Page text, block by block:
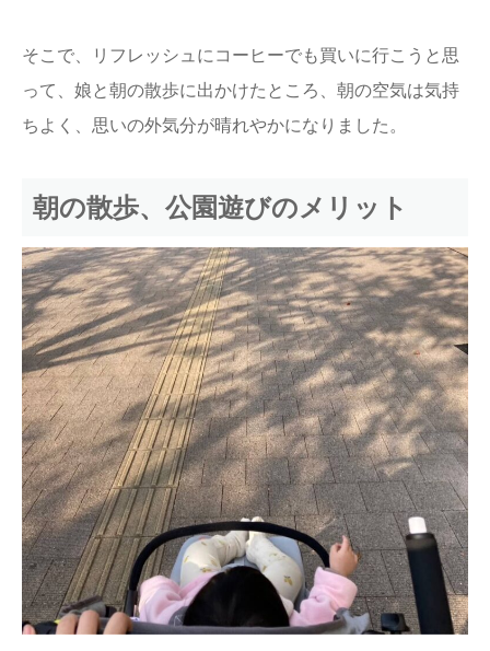
そこで、リフレッシュにコーヒーでも買いに行こうと思
って、娘と朝の散歩に出かけたところ、朝の空気は気持
ちよく、思いの外気分が晴れやかになりました。
朝の散歩、公園遊びのメリット